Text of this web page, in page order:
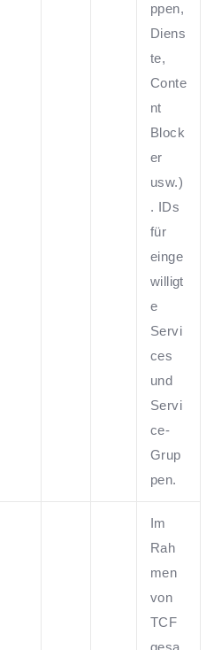
ppen,
Diens
te,
Conte
nt
Block
er
usw.)
. IDs
für
einge
willigt
e
Servi
ces
und
Servi
ce-
Grup
pen.
Im
Rah
men
von
TCF
gesa